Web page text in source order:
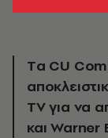
Tα CU
TV για να
και Warner